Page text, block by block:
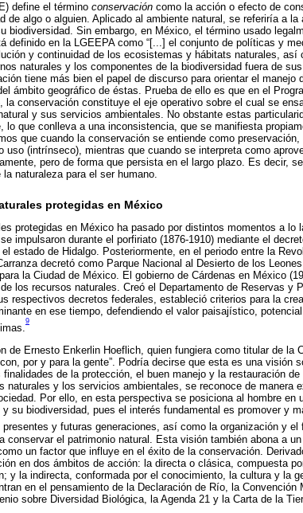
define el término conservación como la acción o efecto de
de algo o alguien. Aplicado al ambiente natural, se referiría a
biodiversidad. Sin embargo, en México, el término usado
definido en la LGEEPA como “[...] el conjunto de políticas y
y continuidad de los ecosistemas y hábitats naturales, así
naturales y los componentes de la biodiversidad fuera de
tiene más bien el papel de discurso para orientar el manejo
ámbito geográfico de éstas. Prueba de ello es que en el
la conservación constituye el eje operativo sobre el cual se
y sus servicios ambientales. No obstante estas
lo que conlleva a una inconsistencia, que se manifiesta
que cuando la conservación se entiende como
uso (intrínseco), mientras que cuando se interpreta como
pero de forma que persista en el largo plazo. Es decir,
naturaleza para el ser humano.
protegidas en México
protegidas en México ha pasado por distintos momentos a lo
impulsaron durante el porfiriato (1876-1910) mediante el
estado de Hidalgo. Posteriormente, en el periodo entre la
decretó como Parque Nacional al Desierto de los
la Ciudad de México. El gobierno de Cárdenas en México
los recursos naturales. Creó el Departamento de Reservas y
respectivos decretos federales, estableció criterios para la
en ese tiempo, defendiendo el valor paisajístico,
9
de Ernesto Enkerlin Hoeflich, quien fungiera como titular de la
por y para la gente”. Podría decirse que esta es una visión
de la protección, el buen manejo y la restauración
naturales y los servicios ambientales, se reconoce de manera
Por ello, en esta perspectiva se posiciona al hombre en
su biodiversidad, pues el interés fundamental es promover y
y futuras generaciones, así como la organización y el
conservar el patrimonio natural. Esta visión también abona a
un factor que influye en el éxito de la conservación.
en dos ámbitos de acción: la directa o clásica, compuesta
y la indirecta, conformada por el conocimiento, la cultura y la
en el pensamiento de la Declaración de Río, la Convención
sobre Diversidad Biológica, la Agenda 21 y la Carta de la